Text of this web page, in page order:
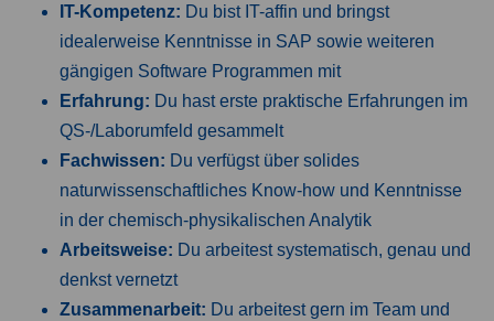
IT-Kompetenz: Du bist IT-affin und bringst
idealerweise Kenntnisse in SAP sowie weiteren
gängigen Software Programmen mit
Erfahrung: Du hast erste praktische Erfahrungen im
QS-/Laborumfeld gesammelt
Fachwissen: Du verfügst über solides
naturwissenschaftliches Know-how und Kenntnisse
in der chemisch-physikalischen Analytik
Arbeitsweise: Du arbeitest systematisch, genau und
denkst vernetzt
Zusammenarbeit: Du arbeitest gern im Team und